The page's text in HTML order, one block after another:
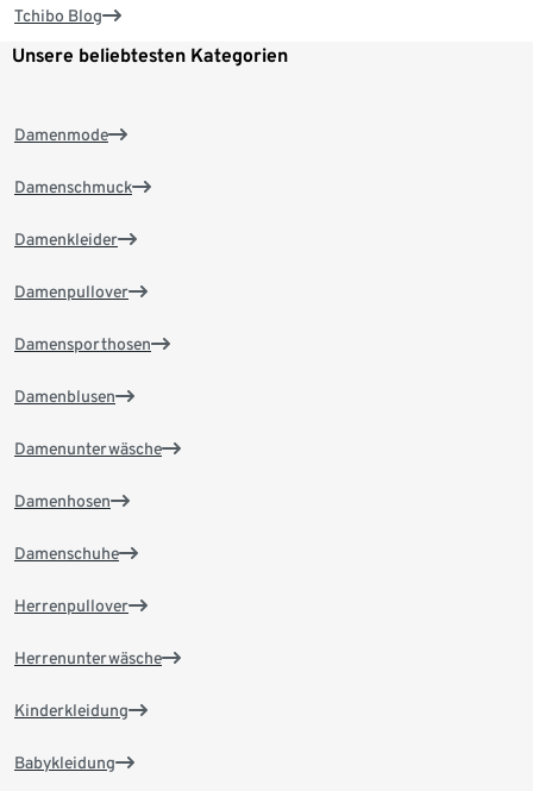
Tchibo Blog
Unsere beliebtesten Kategorien
Damenmode
Damenschmuck
Damenkleider
Damenpullover
Damensporthosen
Damenblusen
Damenunterwäsche
Damenhosen
Damenschuhe
Herrenpullover
Herrenunterwäsche
Kinderkleidung
Babykleidung